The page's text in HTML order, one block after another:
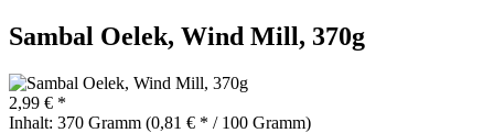
Sambal Oelek, Wind Mill, 370g
2,99 € *
Inhalt: 370 Gramm (0,81 € * / 100 Gramm)